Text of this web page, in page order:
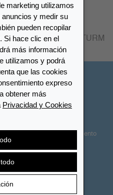
cercano LEUCHTTURM
marketing utilizamos
y medir su
pueden recopilar
Si hace clic en el
más información
utilizamos y podrá
que las cookies
expreso
obtener más
Privacidad y Cookies
Privacidad y Cookies
Derecho de desistimiento
los derechos reservados